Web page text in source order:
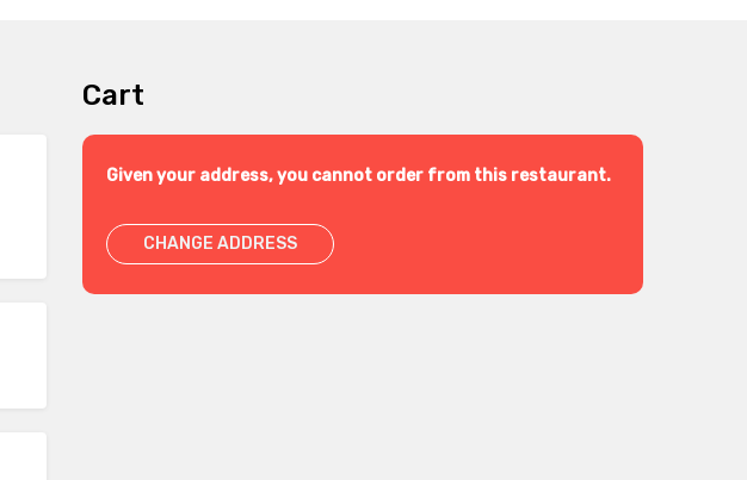
Cart
Given your address, you cannot order from this restaurant.
CHANGE ADDRESS